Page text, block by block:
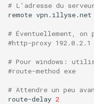
# L'adresse du
remote vpn.illyse.net
# Éventuellement,
#http-proxy 192.0.2.1
# Pour windows:
#route-method exe
# Attendre un peu
route-delay 2